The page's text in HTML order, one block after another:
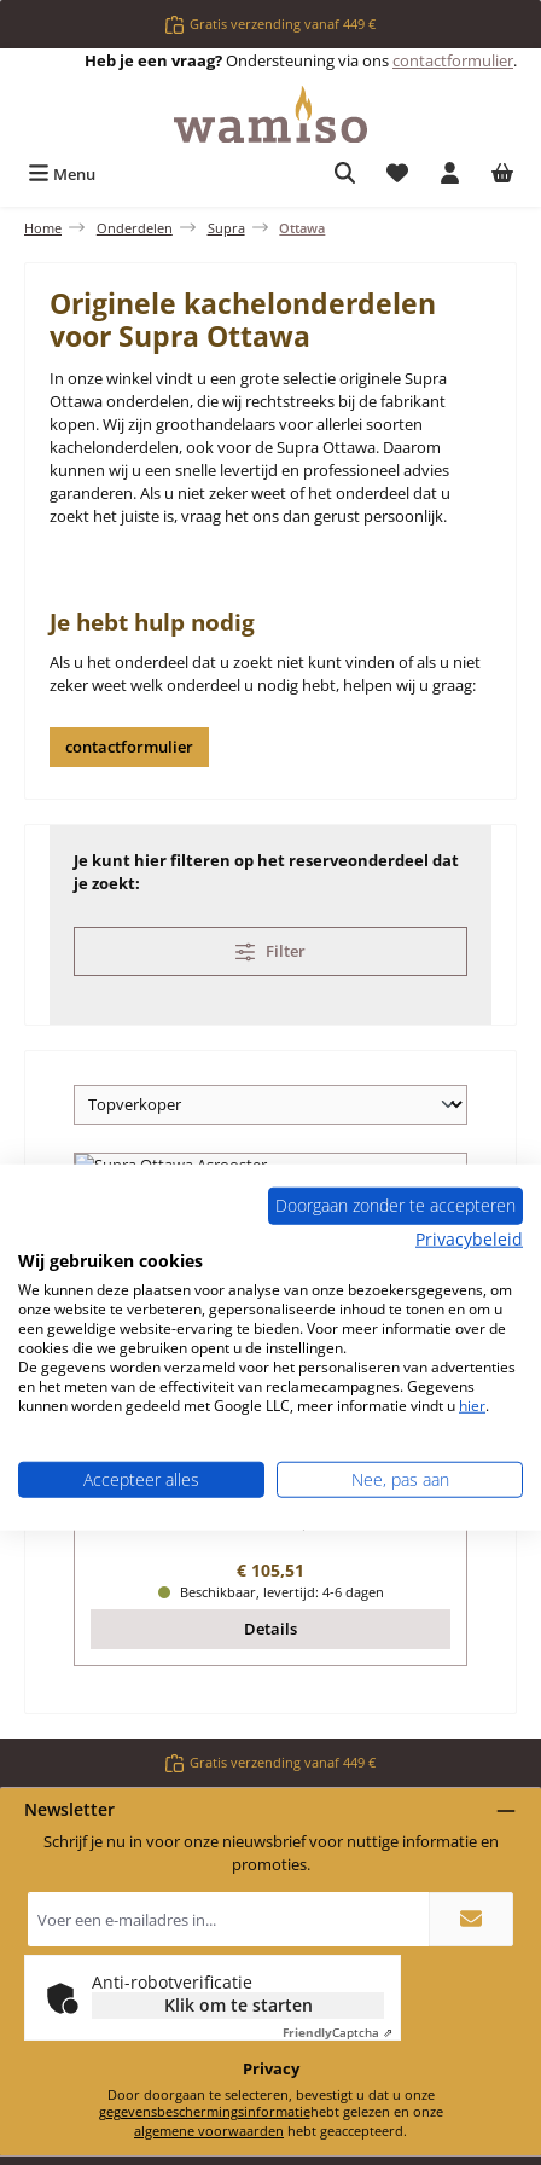
Ga naar de hoofdinhoudGratis verzending vanaf 449 €
Heb je een vraag?Ondersteuning via onscontactformulier.
Menu Je hebt 0 items
Home Onderdelen Supra Ottawa
Originele kachelonderdelen
voor Supra Ottawa
In onze winkel vindt u een grote selectie originele Supra
Ottawa onderdelen, die wij rechtstreeks bij de fabrikant
kopen. Wij zijn groothandelaars voor allerlei soorten
kachelonderdelen, ook voor de Supra Ottawa. Daarom
kunnen wij u een snelle levertijd en professioneel advies
garanderen. Als u niet zeker weet of het onderdeel dat u
zoekt het juiste is, vraag het ons dan gerust persoonlijk.
Je hebt hulp nodig
Als u het onderdeel dat u zoekt niet kunt vinden of als u niet
zeker weet welk onderdeel u nodig hebt, helpen wij u graag:
contactformulier
Je kunt hier filteren op het reserveonderdeel dat
je zoekt:
Filter
Supra Ottawa Asrooster
Productnummer:
01058480
Normale prijs:
€ 105,51
Beschikbaar, levertijd: 4-6 dagen
Details
Gratis verzending vanaf 449 €
Newsletter
Schrijf je nu in voor onze nieuwsbrief voor nuttige informatie en
promoties.
mailadres
*
Anti-robotverificatie
Klik om te starten
FriendlyCaptcha ⇗
Privacy
Door doorgaan te selecteren, bevestigt u dat u onze
gegevensbeschermingsinformatie
hebt gelezen en onze
algemene voorwaarden hebt geaccepteerd.
Doorgaan zonder te accepteren
Privacybeleid
Wij gebruiken cookies
We kunnen deze plaatsen voor analyse van onze bezoekersgegevens, om
onze website te verbeteren, gepersonaliseerde inhoud te tonen en om u
een geweldige website-ervaring te bieden. Voor meer informatie over de
cookies die we gebruiken opent u de instellingen.
De gegevens worden verzameld voor het personaliseren van advertenties
en het meten van de effectiviteit van reclamecampagnes. Gegevens
kunnen worden gedeeld met Google LLC, meer informatie vindt u hier.
Accepteer alles Nee, pas aan